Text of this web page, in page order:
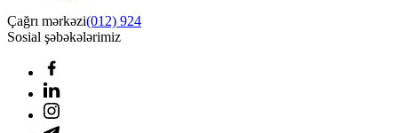
Çağrı mərkəzi(012) 924
Sosial şəbəkələrimiz